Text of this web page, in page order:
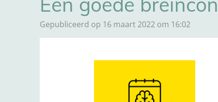
Gepubliceerd op 16 maart 2022 om 16:02